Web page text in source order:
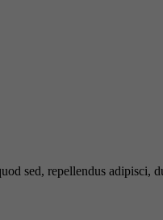
sed, repellendus adipisci,